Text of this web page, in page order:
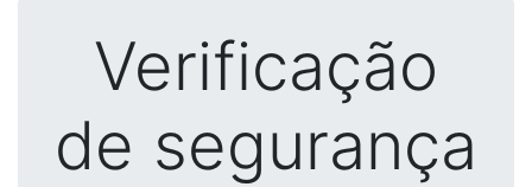
Verificação
de segurança